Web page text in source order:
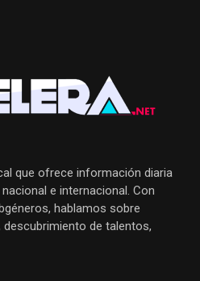
que ofrece información diaria
e internacional. Con
hablamos sobre
de talentos,